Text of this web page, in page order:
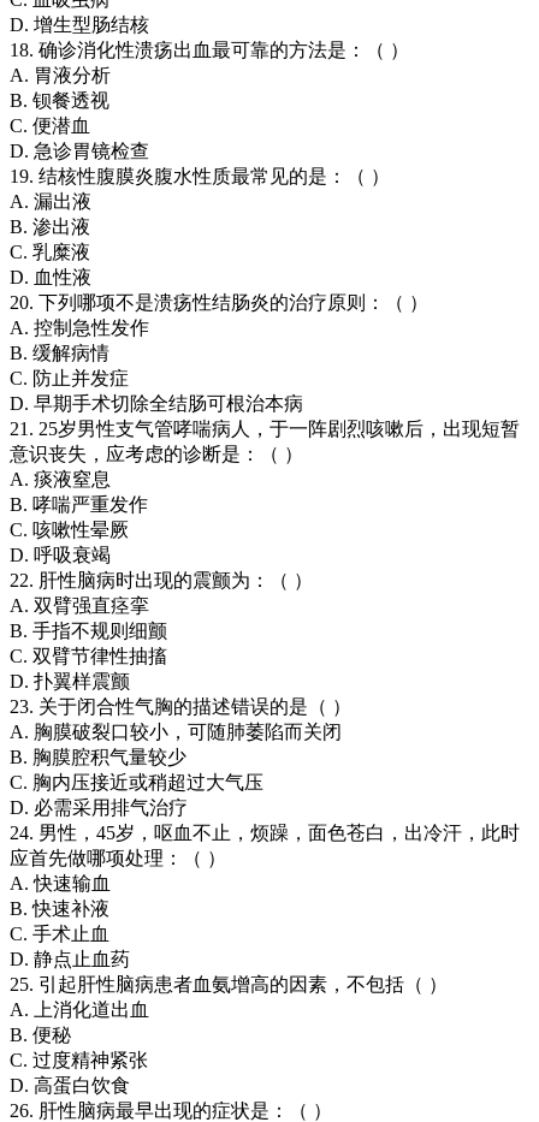
D. 增生型肠结核
18. 确诊消化性溃疡出血最可靠的方法是：（ ）
A. 胃液分析
B. 钡餐透视
C. 便潜血
D. 急诊胃镜检查
19. 结核性腹膜炎腹水性质最常见的是：（ ）
A. 漏出液
B. 渗出液
C. 乳糜液
D. 血性液
20. 下列哪项不是溃疡性结肠炎的治疗原则：（ ）
A. 控制急性发作
B. 缓解病情
C. 防止并发症
D. 早期手术切除全结肠可根治本病
21. 25岁男性支气管哮喘病人，于一阵剧烈咳嗽后，出现短暂
意识丧失，应考虑的诊断是：（ ）
A. 痰液窒息
B. 哮喘严重发作
C. 咳嗽性晕厥
D. 呼吸衰竭
22. 肝性脑病时出现的震颤为：（ ）
A. 双臂强直痉挛
B. 手指不规则细颤
C. 双臂节律性抽搐
D. 扑翼样震颤
23. 关于闭合性气胸的描述错误的是（ ）
A. 胸膜破裂口较小，可随肺萎陷而关闭
B. 胸膜腔积气量较少
C. 胸内压接近或稍超过大气压
D. 必需采用排气治疗
24. 男性，45岁，呕血不止，烦躁，面色苍白，出冷汗，此时
应首先做哪项处理：（ ）
A. 快速输血
B. 快速补液
C. 手术止血
D. 静点止血药
25. 引起肝性脑病患者血氨增高的因素，不包括（ ）
A. 上消化道出血
B. 便秘
C. 过度精神紧张
D. 高蛋白饮食
26. 肝性脑病最早出现的症状是：（ ）